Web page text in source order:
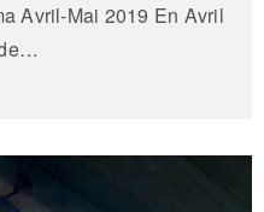
Avril-Mai 2019 En Avril